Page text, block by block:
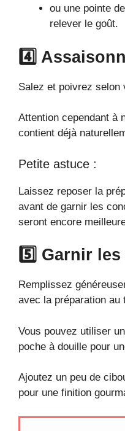
ou une pointe
relever le goût.
4️⃣
Salez et poivrez selon
Attention cependant à
contient déjà
Petite astuce :
Laissez reposer la
avant de garnir les
seront encore
5️⃣ Garnir
Remplissez
avec la préparation au
Vous pouvez utiliser
poche à douille pour
Ajoutez un peu de
pour une finition